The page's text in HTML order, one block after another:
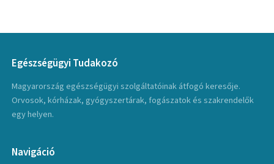
Egészségügyi Tudakozó
Magyarország egészségügyi szolgáltatóinak átfogó keresője.
Orvosok, kórházak, gyógyszertárak, fogászatok és szakrendelők
egy helyen.
Navigáció